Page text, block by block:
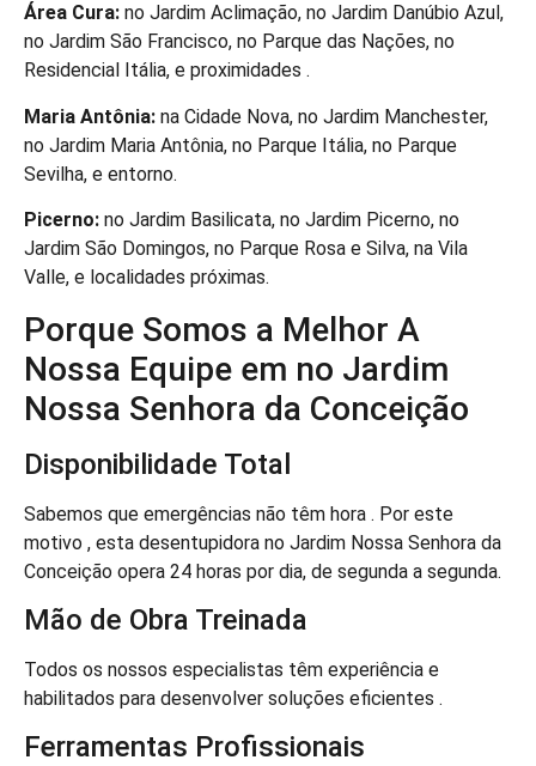
Área Cura: no Jardim Aclimação, no Jardim Danúbio Azul,
no Jardim São Francisco, no Parque das Nações, no
Residencial Itália, e proximidades .
Maria Antônia: na Cidade Nova, no Jardim Manchester,
no Jardim Maria Antônia, no Parque Itália, no Parque
Sevilha, e entorno.
Picerno: no Jardim Basilicata, no Jardim Picerno, no
Jardim São Domingos, no Parque Rosa e Silva, na Vila
Valle, e localidades próximas.
Porque Somos a Melhor A
Nossa Equipe em no Jardim
Nossa Senhora da Conceição
Disponibilidade Total
Sabemos que emergências não têm hora . Por este
motivo , esta desentupidora no Jardim Nossa Senhora da
Conceição opera 24 horas por dia, de segunda a segunda.
Mão de Obra Treinada
Todos os nossos especialistas têm experiência e
habilitados para desenvolver soluções eficientes .
Ferramentas Profissionais